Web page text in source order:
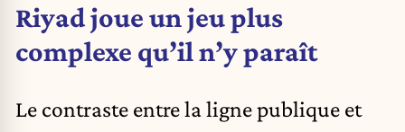
Riyad joue un jeu plus
complexe qu’il n’y paraît
Le contraste entre la ligne publique et